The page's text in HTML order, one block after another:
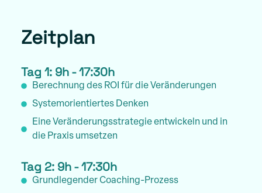
Zeitplan
Tag 1: 9h - 17:30h
Berechnung des ROI für die Veränderungen
Systemorientiertes Denken
Eine Veränderungsstrategie entwickeln und in
die Praxis umsetzen
Tag 2: 9h - 17:30h
Grundlegender Coaching-Prozess